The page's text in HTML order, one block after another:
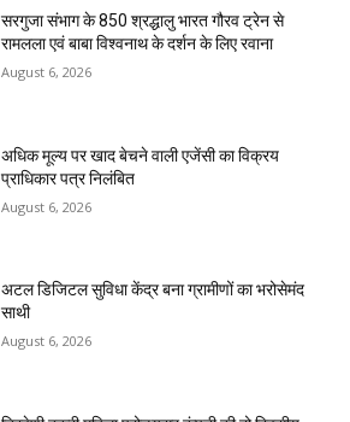
सरगुजा संभाग के 850 श्रद्धालु भारत गौरव ट्रेन से
रामलला एवं बाबा विश्वनाथ के दर्शन के लिए रवाना
August 6, 2026
अधिक मूल्य पर खाद बेचने वाली एजेंसी का विक्रय
प्राधिकार पत्र निलंबित
August 6, 2026
अटल डिजिटल सुविधा केंद्र बना ग्रामीणों का भरोसेमंद
साथी
August 6, 2026